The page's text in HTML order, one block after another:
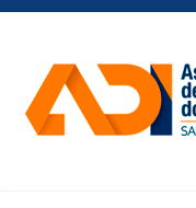
Ir
conteúdo